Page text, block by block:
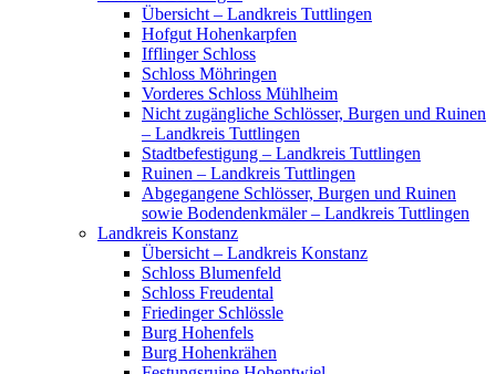
Übersicht – Landkreis Tuttlingen
Hofgut Hohenkarpfen
Ifflinger Schloss
Schloss Möhringen
Vorderes Schloss Mühlheim
Nicht zugängliche Schlösser, Burgen und Ruinen
– Landkreis Tuttlingen
Stadtbefestigung – Landkreis Tuttlingen
Ruinen – Landkreis Tuttlingen
Abgegangene Schlösser, Burgen und Ruinen
sowie Bodendenkmäler – Landkreis Tuttlingen
Landkreis Konstanz
Übersicht – Landkreis Konstanz
Schloss Blumenfeld
Schloss Freudental
Friedinger Schlössle
Burg Hohenfels
Burg Hohenkrähen